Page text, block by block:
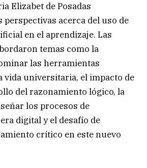
Elizabet de Posadas
acerca del uso de
en el aprendizaje. Las
temas como la
las herramientas
vida universitaria, el impacto de
del razonamiento lógico, la
los procesos de
digital y el desafío de
crítico en este nuevo